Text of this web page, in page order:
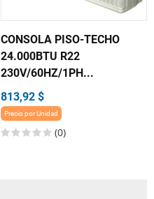
CONSOLA PISO-TECHO
24.000BTU R22
230V/60HZ/1PH...
813,92 $
Precio por Unidad
(0)